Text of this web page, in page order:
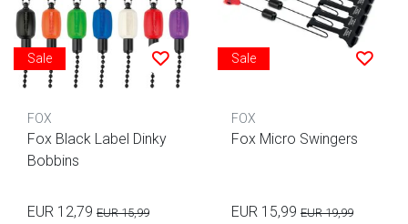
Sale
FOX
Fox Black Label Dinky
Bobbins
EUR 12,79 EUR 15,99
Sale
FOX
Fox Micro Swingers
EUR 15,99 EUR 19,99